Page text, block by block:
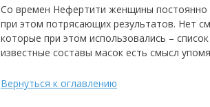
Со времен Нефертити женщины постоянно
при этом потрясающих результатов. Нет
которые при этом использовались –
известные составы масок есть смысл
Вернуться к оглавлению